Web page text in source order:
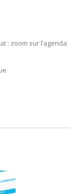
: zoom sur l’agenda